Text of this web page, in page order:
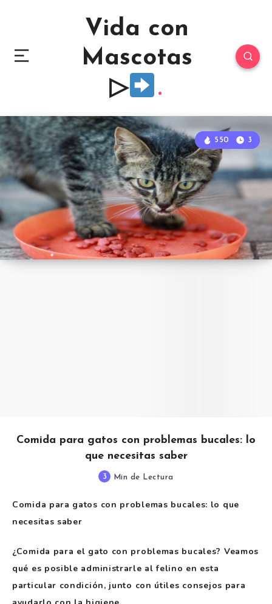
Vida con
Mascotas
▷
Comida para gatos con problemas bucales: lo
que necesitas saber
550 3
3 Min de Lectura
Comida para gatos con problemas bucales: lo que
necesitas saber
¿Comida para el gato con problemas bucales? Veamos
qué es posible administrarle al felino en esta
particular condición, junto con útiles consejos para